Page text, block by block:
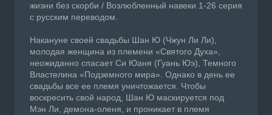
жизни без скорби / Возлюбленный навеки 1-26 серия
с русским переводом.
Накануне своей свадьбы Шан Ю (Чжун Ли Ли),
молодая женщина из племени «Святого Духа»,
неожиданно спасает Си Юаня (Гуань Юэ), Темного
Властелина «Подземного мира». Однако в день ее
свадьбы все ее племя уничтожается. Чтобы
воскресить свой народ, Шан Ю маскируется под
Мэн Ли, демона-оленя, и проникает в племя